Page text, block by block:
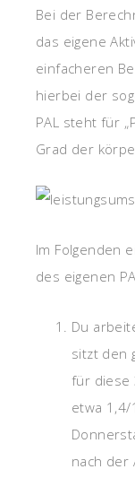
Bei der
das eigene
einfacheren
hierbei der
PAL steht für
Grad der
Im Folgenden
des eigenen
Du
sitzt den
für diese
etwa
nach der